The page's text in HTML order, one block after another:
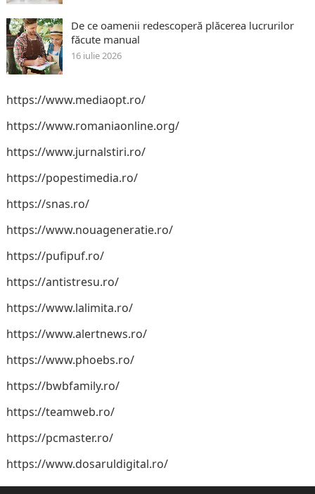
De ce oamenii redescoperă plăcerea lucrurilor
făcute manual
16 iulie 2026
https://www.mediaopt.ro/
https://www.romaniaonline.org/
https://www.jurnalstiri.ro/
https://popestimedia.ro/
https://snas.ro/
https://www.nouageneratie.ro/
https://pufipuf.ro/
https://antistresu.ro/
https://www.lalimita.ro/
https://www.alertnews.ro/
https://www.phoebs.ro/
https://bwbfamily.ro/
https://teamweb.ro/
https://pcmaster.ro/
https://www.dosaruldigital.ro/